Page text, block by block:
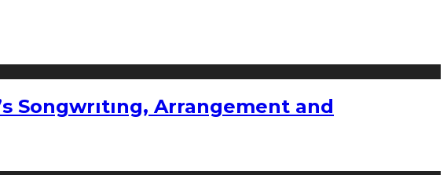
Songwrıtıng, Arrangement and